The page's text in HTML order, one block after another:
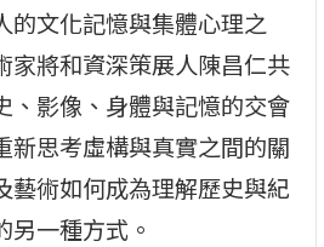
的文化記憶與集體心理之
家將和資深策展人陳昌仁共
、影像、身體與記憶的交會
新思考虛構與真實之間的關
藝術如何成為理解歷史與紀
另一種方式。